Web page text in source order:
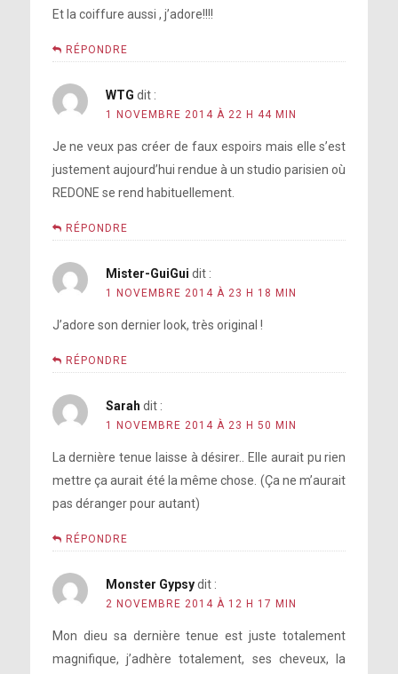
Et la coiffure aussi , j’adore!!!!
RÉPONDRE
WTG dit :
1 NOVEMBRE 2014 À 22 H 44 MIN
Je ne veux pas créer de faux espoirs mais elle s’est
justement aujourd’hui rendue à un studio parisien où
REDONE se rend habituellement.
RÉPONDRE
Mister-GuiGui dit :
1 NOVEMBRE 2014 À 23 H 18 MIN
J’adore son dernier look, très original !
RÉPONDRE
Sarah dit :
1 NOVEMBRE 2014 À 23 H 50 MIN
La dernière tenue laisse à désirer.. Elle aurait pu rien
mettre ça aurait été la même chose. (Ça ne m’aurait
pas déranger pour autant)
RÉPONDRE
Monster Gypsy dit :
2 NOVEMBRE 2014 À 12 H 17 MIN
Mon dieu sa dernière tenue est juste totalement
magnifique, j’adhère totalement, ses cheveux, la